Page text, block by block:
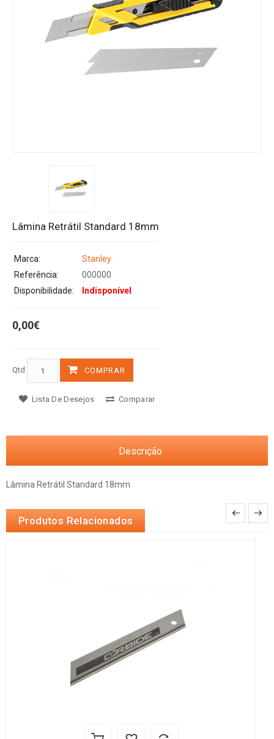
Lâmina Retrátil Standard 18mm
Marca:
Stanley
Referência:
000000
Disponibilidade:
Indisponível
0,00€
Qtd COMPRAR
Lista De Desejos Comparar
Descrição
Lâmina Retrátil Standard 18mm
Produtos Relacionados